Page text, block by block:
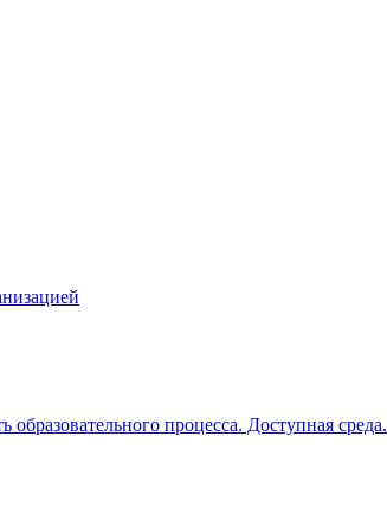
процесса. Доступная среда.